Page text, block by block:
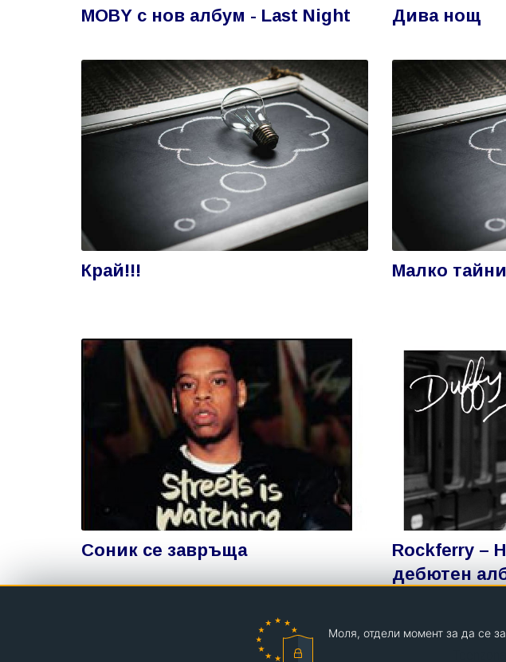
MOBY с нов албум - Last Night Дива нощ
Край!!! Малко тайни
Соник се завръща
Rockferry –
дебютен
Моля, отдели момент за да се